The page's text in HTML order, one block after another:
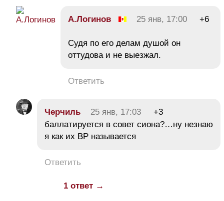
А.Логинов 25 янв, 17:00 +6
Судя по его делам душой он
оттудова и не выезжал.
Ответить
Черчиль 25 янв, 17:03
+3
баллатируется в совет сиона?…ну незнаю
я как их ВР называется
Ответить
1 ответ →